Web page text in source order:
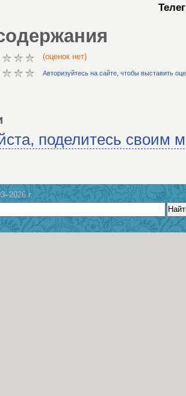
(оценок нет)
Авторизуйтесь на сайте, чтобы выставить
поделитесь своим
г.